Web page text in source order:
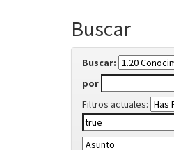
Buscar
Buscar:
por
Filtros actuales: